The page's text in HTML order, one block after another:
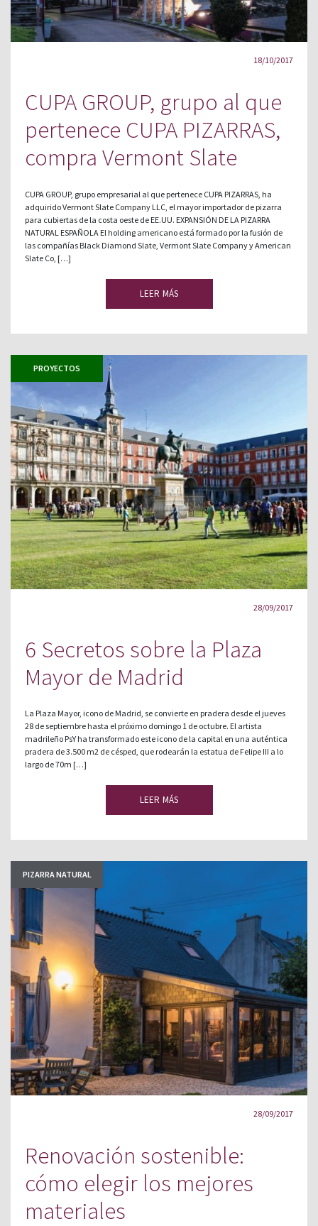
18/10/2017
CUPA GROUP, grupo al que
pertenece CUPA PIZARRAS,
compra Vermont Slate
CUPA GROUP, grupo empresarial al que pertenece CUPA PIZARRAS, ha
adquirido Vermont Slate Company LLC, el mayor importador de pizarra
para cubiertas de la costa oeste de EE.UU. EXPANSIÓN DE LA PIZARRA
NATURAL ESPAÑOLA El holding americano está formado por la fusión de
las compañías Black Diamond Slate, Vermont Slate Company y American
Slate Co, […]
LEER MÁS
PROYECTOS
28/09/2017
6 Secretos sobre la Plaza
Mayor de Madrid
La Plaza Mayor, icono de Madrid, se convierte en pradera desde el jueves
28 de septiembre hasta el próximo domingo 1 de octubre. El artista
madrileño PsY ha transformado este icono de la capital en una auténtica
pradera de 3.500 m2 de césped, que rodearán la estatua de Felipe III a lo
largo de 70m […]
LEER MÁS
PIZARRA NATURAL
28/09/2017
Renovación sostenible:
cómo elegir los mejores
materiales